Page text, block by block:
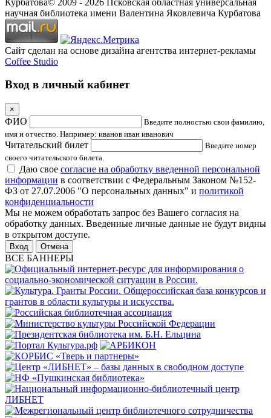
научная библиотека имени Валентина Яковлевича Курбатова
Сайт сделан на основе дизайна агентства интернет-рекламы
Coffee Studio
Вход в личный кабинет
×
ФИО
Введите полностью свои фамилию,
имя и отчество. Например: иванов иван иванович
Читательский билет
Введите номер
своего читательского билета.
Даю свое согласие на обработку введенной персональной
информации в соответствии с Федеральным Законом №152-
ФЗ от 27.07.2006 "О персональных данных" и политикой
конфиденциальности
Мы не можем обработать запрос без Вашего согласия на
обработку данных. Введенные личные данные не будут видны
в открытом доступе.
Отмена
ВСЕ БАННЕРЫ